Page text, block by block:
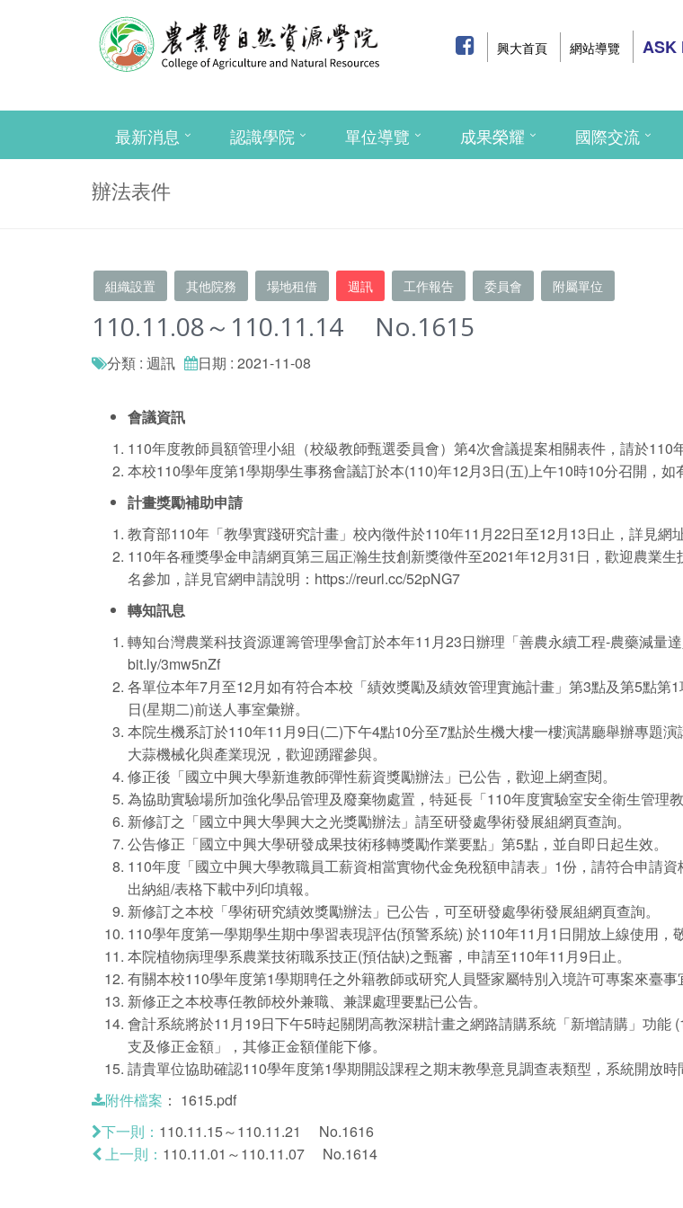
興大首頁 網站導覽 ASK
最新消息 認識學院 單位導覽 成果榮耀 國際交流
辦法表件
組織設置 其他院務 場地租借 週訊 工作報告 委員會 附屬單位
110.11.08～110.11.14 No.1615
分類 : 週訊 日期 : 2021-11-08
會議資訊
110年度教師員額管理小組（校級教師甄選委員會）第4次會議提案相關表件，請於110
本校110學年度第1學期學生事務會議訂於本(110)年12月3日(五)上午10時10分召開，如
計畫獎勵補助申請
教育部110年「教學實踐研究計畫」校內徵件於110年11月22日至12月13日止，詳見網
110年各種獎學金申請網頁第三屆正瀚生技創新獎徵件至2021年12月31日，歡迎農業
名參加，詳見官網申請說明： https://reurl.cc/52pNG7
轉知訊息
轉知台灣農業科技資源運籌管理學會訂於本年11月23日辦理「善農永續工程-農藥減量
bit.ly/3mw5nZf
各單位本年7月至12月如有符合本校「績效獎勵及績效管理實施計畫」第3點及第5點
日(星期二)前送人事室彙辦。
本院生機系訂於110年11月9日(二)下午4點10分至7點於生機大樓一樓演講廳舉辦專題
大蒜機械化與產業現況，歡迎踴躍參與。
修正後「國立中興大學新進教師彈性薪資獎勵辦法」已公告，歡迎上網查閱。
為協助實驗場所加強化學品管理及廢棄物處置，特延長「110年度實驗室安全衛生管理
新修訂之「國立中興大學興大之光獎勵辦法」請至研發處學術發展組網頁查詢。
公告修正「國立中興大學研發成果技術移轉獎勵作業要點」第5點，並自即日起生效。
110年度「國立中興大學教職員工薪資相當實物代金免稅額申請表」1份，請符合申請
出納組/表格下載中列印填報。
新修訂之本校「學術研究績效獎勵辦法」已公告，可至研發處學術發展組網頁查詢。
110學年度第一學期學生期中學習表現評估(預警系統) 於110年11月1日開放上線使用，
本院植物病理學系農業技術職系技正(預估缺)之甄審，申請至110年11月9日止。
有關本校110學年度第1學期聘任之外籍教師或研究人員暨家屬特別入境許可專案來臺
新修正之本校專任教師校外兼職、兼課處理要點已公告。
會計系統將於11月19日下午5時起關閉高教深耕計畫之網路請購系統「新增請購」功
支及修正金額」，其修正金額僅能下修。
請貴單位協助確認110學年度第1學期開設課程之期末教學意見調查表類型，系統開放時
附件檔案 ： 1615.pdf
下一則： 110.11.15～110.11.21 No.1616
上一則： 110.11.01～110.11.07 No.1614